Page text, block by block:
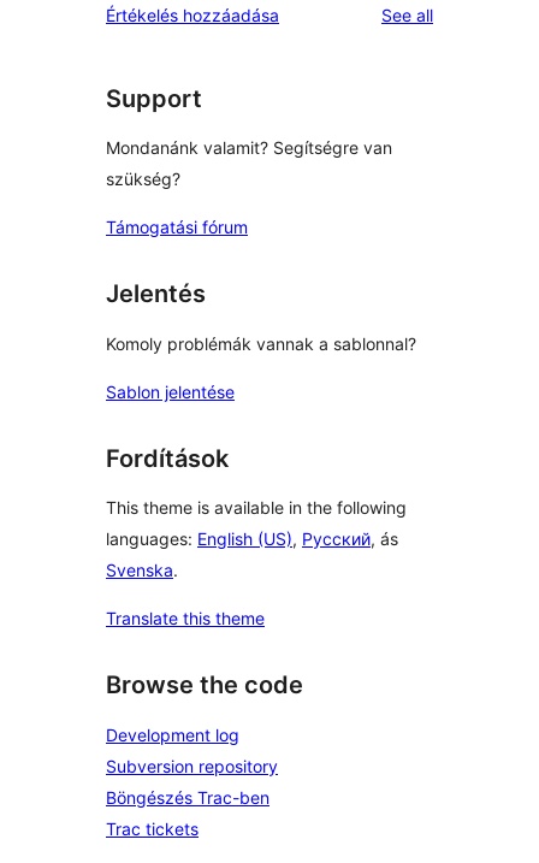
Értékelés hozzáadása See allreviews
Support
Mondanánk valamit? Segítségre van
szükség?
Támogatási fórum
Jelentés
Komoly problémák vannak a sablonnal?
Sablon jelentése
Fordítások
This theme is available in the following
languages: English (US), Русский, ás
Svenska.
Translate this theme
Browse the code
Development log
Subversion repository
Böngészés Trac-ben
Trac tickets